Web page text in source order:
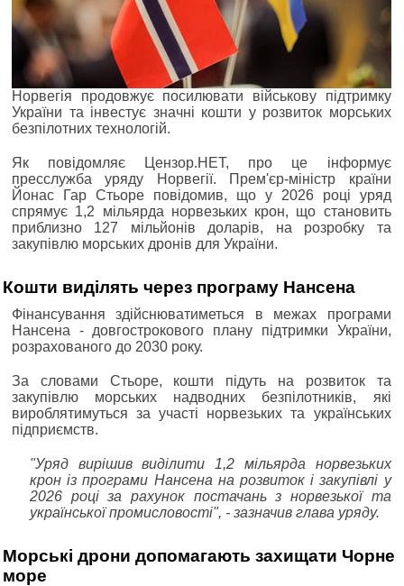
Норвегія продовжує посилювати військову підтримку
України та інвестує значні кошти у розвиток морських
безпілотних технологій.
Як повідомляє Цензор.НЕТ, про це інформує
пресслужба уряду Норвегії. Прем'єр-міністр країни
Йонас Гар Стьоре повідомив, що у 2026 році уряд
спрямує 1,2 мільярда норвезьких крон, що становить
приблизно 127 мільйонів доларів, на розробку та
закупівлю морських дронів для України.
Кошти виділять через програму Нансена
Фінансування здійснюватиметься в межах програми
Нансена - довгострокового плану підтримки України,
розрахованого до 2030 року.
За словами Стьоре, кошти підуть на розвиток та
закупівлю морських надводних безпілотників, які
вироблятимуться за участі норвезьких та українських
підприємств.
"Уряд вирішив виділити 1,2 мільярда норвезьких
крон із програми Нансена на розвиток і закупівлі у
2026 році за рахунок постачань з норвезької та
української промисловості", - зазначив глава уряду.
Морські дрони допомагають захищати Чорне
море